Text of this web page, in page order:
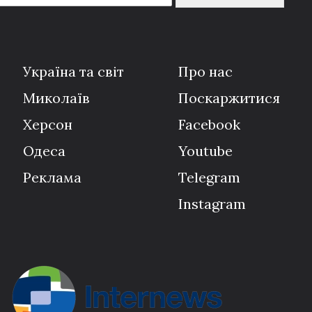
Україна та світ
Миколаїв
Херсон
Одеса
Реклама
Про нас
Поскаржитися
Facebook
Youtube
Telegram
Instagram